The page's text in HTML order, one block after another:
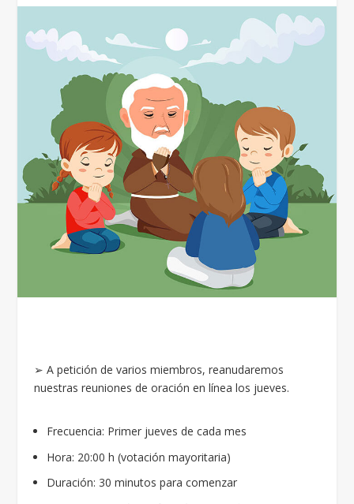
➢ A petición de varios miembros, reanudaremos
nuestras reuniones de oración en línea los jueves.
Frecuencia: Primer jueves de cada mes
Hora: 20:00 h (votación mayoritaria)
Duración: 30 minutos para comenzar